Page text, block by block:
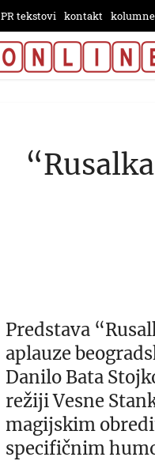
PR tekstovi kontakt kolumne
Predstava
aplauze
Danilo Bata
režiji Vesne
magijskim
specifičnim